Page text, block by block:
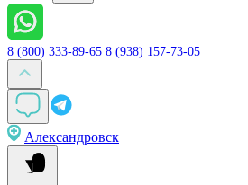
8 (800) 333-89-65 8 (938) 157-73-05
Александровск